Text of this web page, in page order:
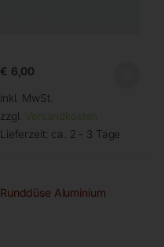
€ 6,00
inkl. MwSt.
zzgl. Versandkosten
Lieferzeit: ca. 2 - 3 Tage
Runddüse Aluminium